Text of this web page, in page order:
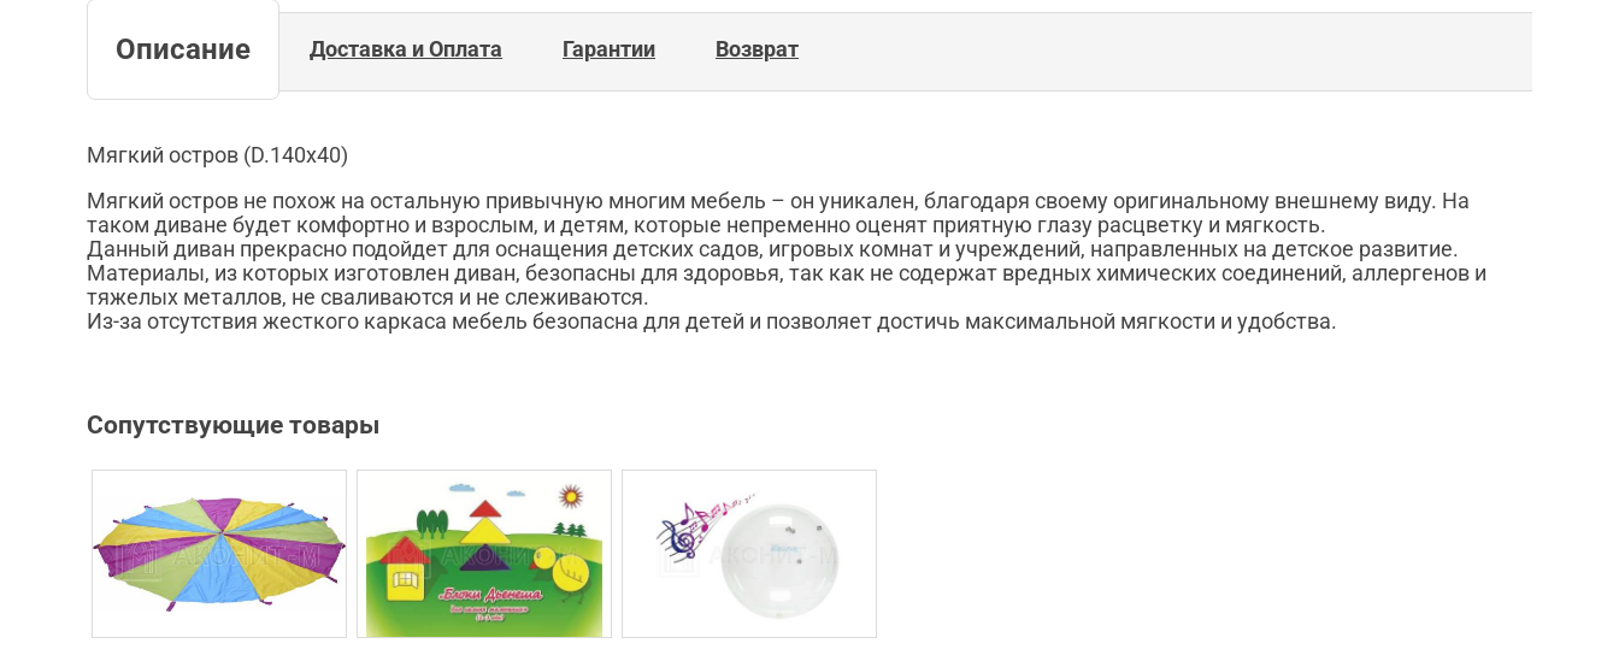
Описание Доставка и Оплата Гарантии Возврат
Мягкий остров (D.140х40)
Мягкий остров не похож на остальную привычную многим мебель – он уникален, благодаря своему оригинальному внешнему виду. На
таком диване будет комфортно и взрослым, и детям, которые непременно оценят приятную глазу расцветку и мягкость.
Данный диван прекрасно подойдет для оснащения детских садов, игровых комнат и учреждений, направленных на детское развитие.
Материалы, из которых изготовлен диван, безопасны для здоровья, так как не содержат вредных химических соединений, аллергенов и
тяжелых металлов, не сваливаются и не слеживаются.
Из-за отсутствия жесткого каркаса мебель безопасна для детей и позволяет достичь максимальной мягкости и удобства.
Сопутствующие товары